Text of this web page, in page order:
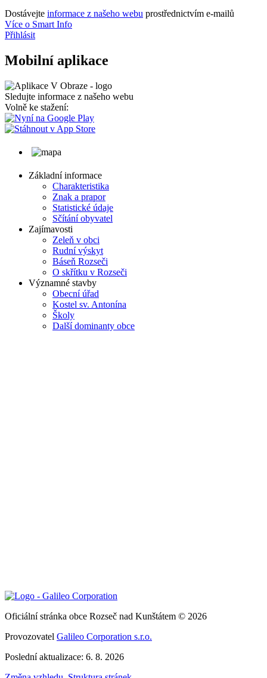
Dostávejte informace z našeho webu prostřednictvím e-mailů
Více o Smart Info
Přihlásit
Mobilní aplikace
Sledujte informace z našeho webu
Volně ke stažení:
Základní informace
Charakteristika
Znak a prapor
Statistické údaje
Sčítání obyvatel
Zajímavosti
Zeleň v obci
Rudní výskyt
Báseň Rozseči
O skřítku v Rozseči
Významné stavby
Obecní úřad
Kostel sv. Antonína
Školy
Další dominanty obce
Oficiální stránka obce Rozseč nad Kunštátem © 2026
Provozovatel Galileo Corporation s.r.o.
Poslední aktualizace: 6. 8. 2026